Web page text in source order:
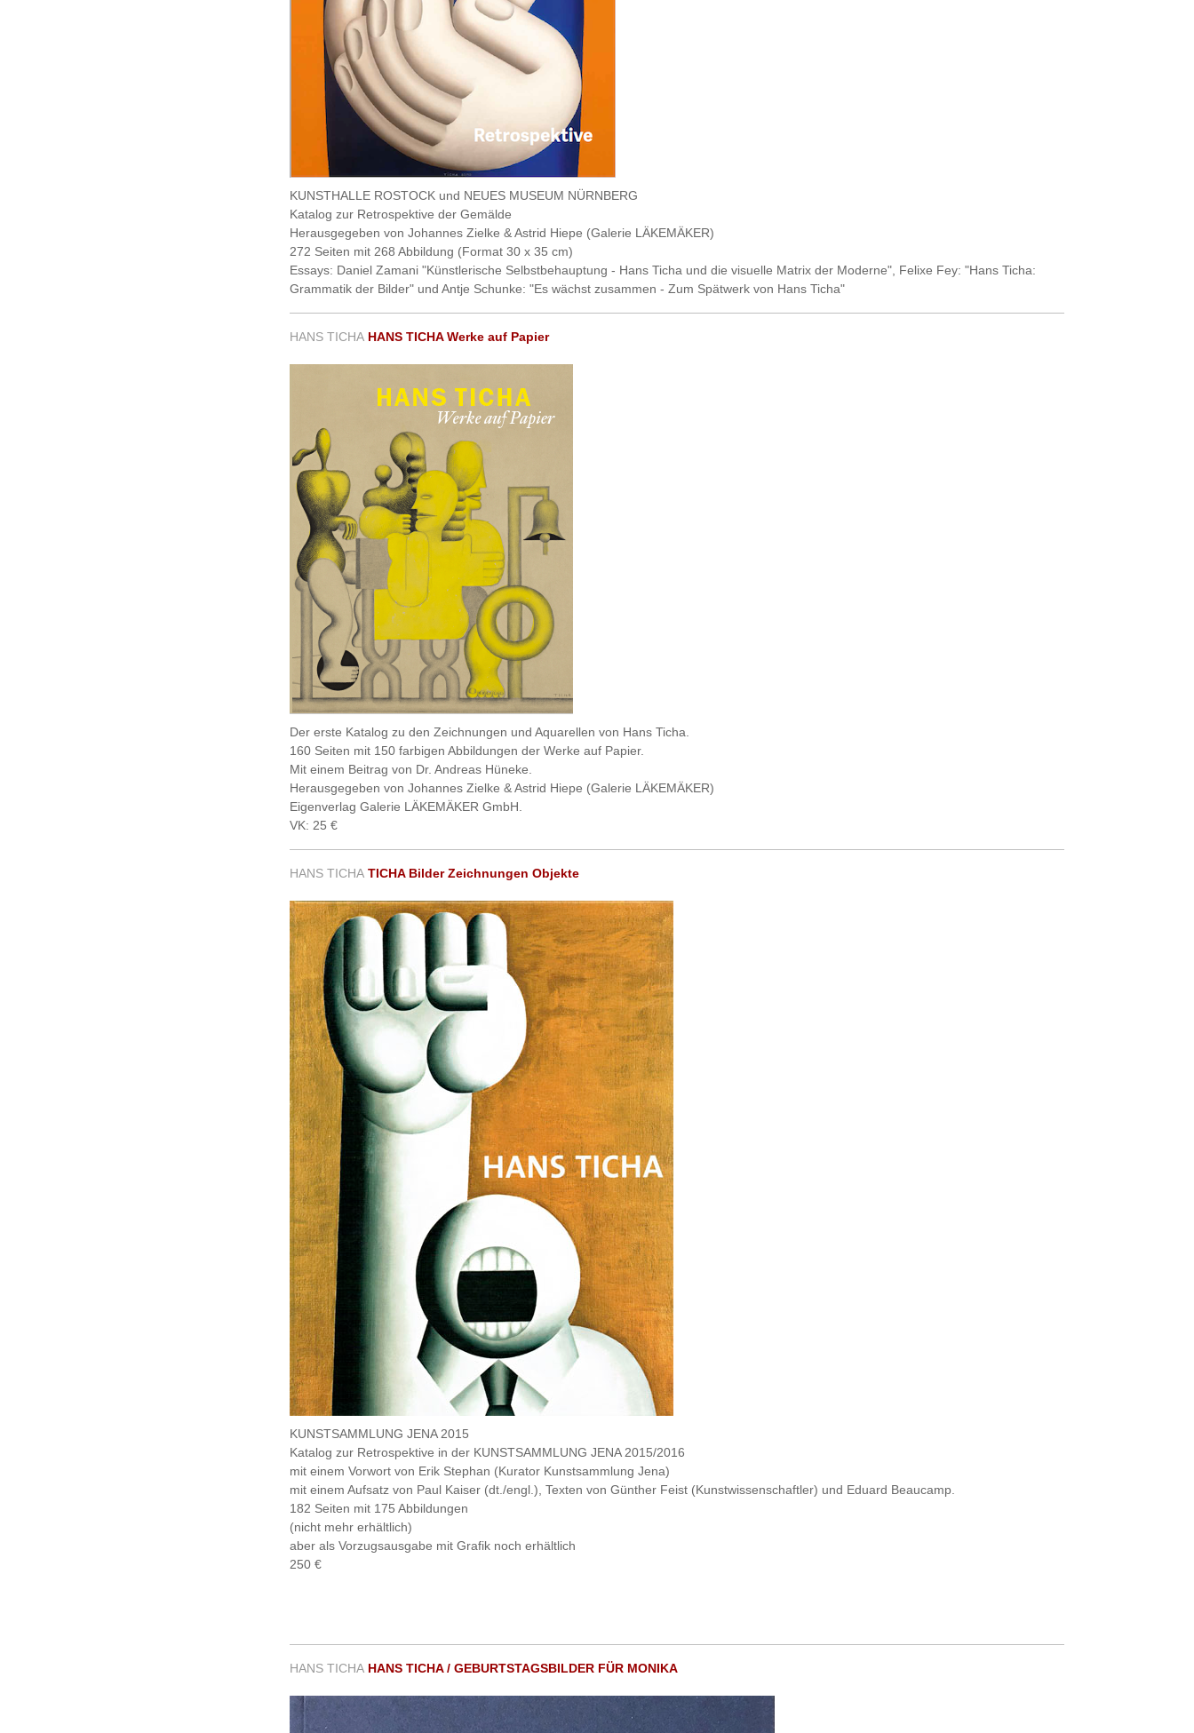
KUNSTHALLE ROSTOCK und NEUES MUSEUM NÜRNBERG
Katalog zur Retrospektive der Gemälde
Herausgegeben von Johannes Zielke & Astrid Hiepe (Galerie LÄKEMÄKER)
272 Seiten mit 268 Abbildung (Format 30 x 35 cm)
Essays: Daniel Zamani "Künstlerische Selbstbehauptung - Hans Ticha und die visuelle Matrix der Moderne", Felixe Fey: "Hans Ticha:
Grammatik der Bilder" und Antje Schunke: "Es wächst zusammen - Zum Spätwerk von Hans Ticha"
HANS TICHAHANS TICHA Werke auf Papier
Der erste Katalog zu den Zeichnungen und Aquarellen von Hans Ticha.
160 Seiten mit 150 farbigen Abbildungen der Werke auf Papier.
Mit einem Beitrag von Dr. Andreas Hüneke.
Herausgegeben von Johannes Zielke & Astrid Hiepe (Galerie LÄKEMÄKER)
Eigenverlag Galerie LÄKEMÄKER GmbH.
VK: 25 €
HANS TICHATICHA Bilder Zeichnungen Objekte
KUNSTSAMMLUNG JENA 2015
Katalog zur Retrospektive in der KUNSTSAMMLUNG JENA 2015/2016
mit einem Vorwort von Erik Stephan (Kurator Kunstsammlung Jena)
mit einem Aufsatz von Paul Kaiser (dt./engl.), Texten von Günther Feist (Kunstwissenschaftler) und Eduard Beaucamp.
182 Seiten mit 175 Abbildungen
(nicht mehr erhältlich)
aber als Vorzugsausgabe mit Grafik noch erhältlich
250 €
HANS TICHAHANS TICHA / GEBURTSTAGSBILDER FÜR MONIKA